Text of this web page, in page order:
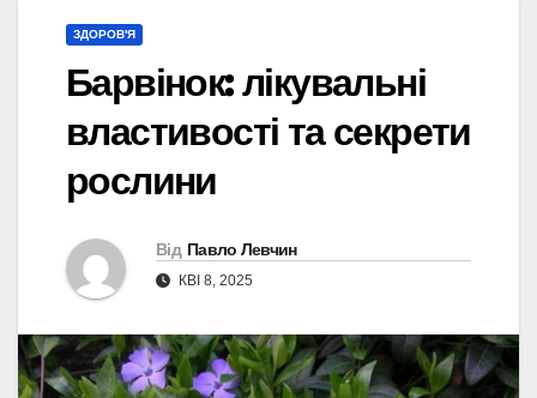
ЗДОРОВ'Я
Барвінок: лікувальні
властивості та секрети
рослини
Від Павло Левчин
КВІ 8, 2025